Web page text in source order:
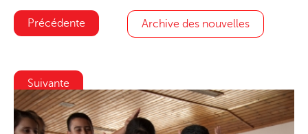
Précédente Archive des nouvelles
Suivante